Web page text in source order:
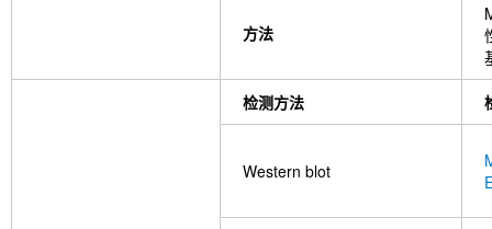
方法
检测方法
Western blot